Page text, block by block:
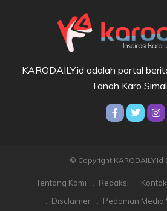
KARODAILY.id adalah portal
Tanah Karo
© Copyright KARODAILY.id
Tentang Kami Redaksi
Disclaimer
Pedoman Media